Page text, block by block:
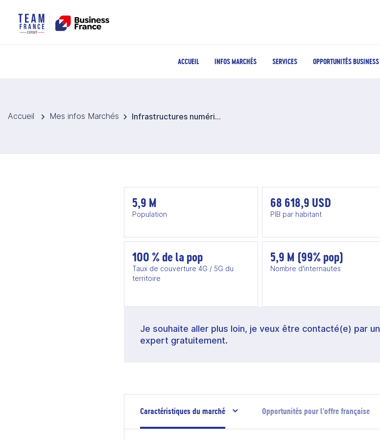
ACCUEIL INFOS MARCHÉS SERVICES OPPORTUNITÉS BUSINESS
Accueil Mes infos Marchés Infrastructures numériques
5,9 M
Population
68 618,9 USD
PIB par habitant
100 % de la pop
Taux de couverture 4G / 5G du
territoire
5,9 M (99% pop)
Nombre d'internautes
Je souhaite aller plus loin, je veux être contacté(e) par un
expert gratuitement.
Caractéristiques du marché Opportunités pour l'offre française